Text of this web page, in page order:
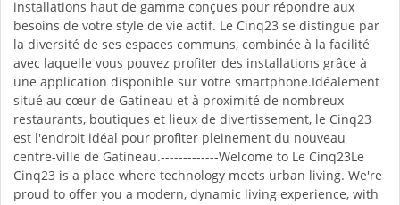
installations haut de gamme conçues pour répondre aux
besoins de votre style de vie actif. Le Cinq23 se distingue par
la diversité de ses espaces communs, combinée à la facilité
avec laquelle vous pouvez profiter des installations grâce à
une application disponible sur votre smartphone.Idéalement
situé au cœur de Gatineau et à proximité de nombreux
restaurants, boutiques et lieux de divertissement, le Cinq23
est l'endroit idéal pour profiter pleinement du nouveau
centre-ville de Gatineau.-------------Welcome to Le Cinq23Le
Cinq23 is a place where technology meets urban living. We're
proud to offer you a modern, dynamic living experience, with